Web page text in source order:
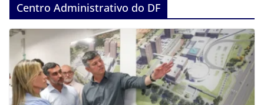
Centro Administrativo do DF